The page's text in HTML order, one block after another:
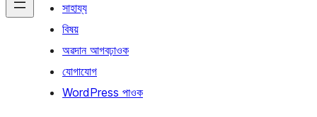
সাহায্য
বিষয়
অৱদান আগবঢ়াওক
যোগাযোগ
WordPress পাওক